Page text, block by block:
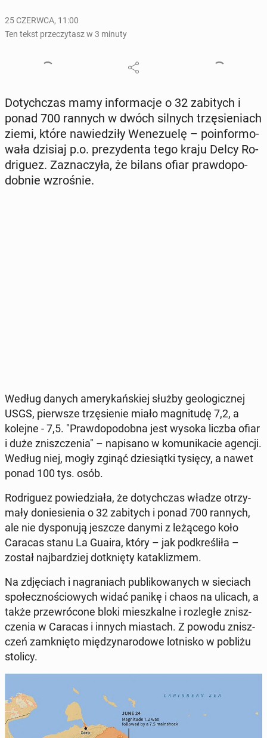
25 CZERWCA, 11:00
Ten tekst przeczytasz w 3 minuty
Do­tych­czas mamy in­for­ma­cje o 32 za­bi­tych i
ponad 700 rannych w dwóch silnych trzę­sie­niach
ziemi, które na­wie­dzi­ły We­ne­zu­elę – po­in­for­mo­
wa­ła dzisiaj p.o. pre­zy­den­ta tego kraju Delcy Ro­
dri­gu­ez. Za­zna­czy­ła, że bilans ofiar praw­do­po­
dob­nie wzro­śnie.
Według danych ame­ry­kań­skiej służby geo­lo­gicz­nej
USGS, pierw­sze trzę­sie­nie miało ma­gni­tu­dę 7,2, a
kolejne - 7,5. "Praw­do­po­dob­na jest wysoka liczba ofiar
i duże znisz­cze­nia" – na­pi­sa­no w ko­mu­ni­ka­cie agencji.
Według niej, mogły zginąć dzie­siąt­ki tysięcy, a nawet
ponad 100 tys. osób.
Ro­dri­gu­ez po­wie­dzia­ła, że do­tych­czas władze otrzy­
ma­ły do­nie­sie­nia o 32 za­bi­tych i ponad 700 rannych,
ale nie dys­po­nu­ją jeszcze danymi z le­żą­ce­go koło
Caracas stanu La Guaira, który – jak pod­kre­śli­ła –
został naj­bar­dziej do­tknię­ty ka­ta­kli­zmem.
Na zdję­ciach i na­gra­niach pu­bli­ko­wa­nych w sie­ciach
spo­łecz­no­ścio­wych widać panikę i chaos na ulicach, a
także prze­wró­co­ne bloki miesz­kal­ne i roz­le­głe znisz­
cze­nia w Caracas i innych mia­stach. Z powodu znisz­
czeń za­mknię­to mię­dzy­na­ro­do­we lot­ni­sko w pobliżu
stolicy.